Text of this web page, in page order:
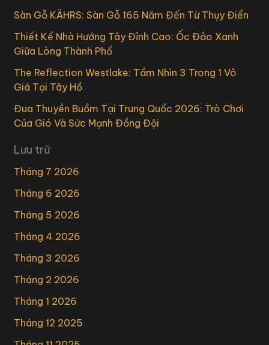
Sàn Gỗ KÄHRS: Sàn Gỗ 165 Năm Đến Từ Thụy Điển
Thiết Kế Nhà Hướng Tây Đỉnh Cao: Ốc Đảo Xanh
Giữa Lòng Thành Phố
The Reflection Westlake: Tầm Nhìn 3 Trong 1 Vô
Giá Tại Tây Hồ
Đua Thuyền Buồm Tại Trung Quốc 2026: Trò Chơi
Của Gió Và Sức Mạnh Đồng Đội
Lưu trữ
Tháng 7 2026
Tháng 6 2026
Tháng 5 2026
Tháng 4 2026
Tháng 3 2026
Tháng 2 2026
Tháng 1 2026
Tháng 12 2025